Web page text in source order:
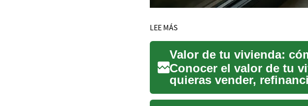
LEE MÁS
Valor de tu vivienda:
Conocer el valor de tu
quieras vender,
invers...